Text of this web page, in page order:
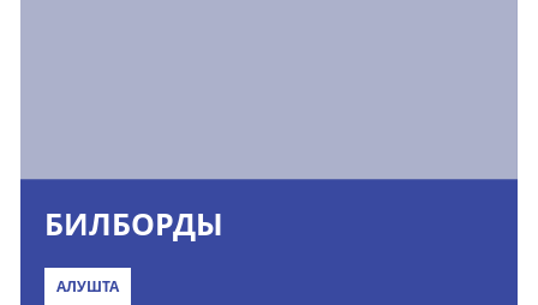
БИЛБОРДЫ
АЛУШТА